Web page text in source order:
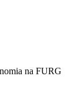
na FURG